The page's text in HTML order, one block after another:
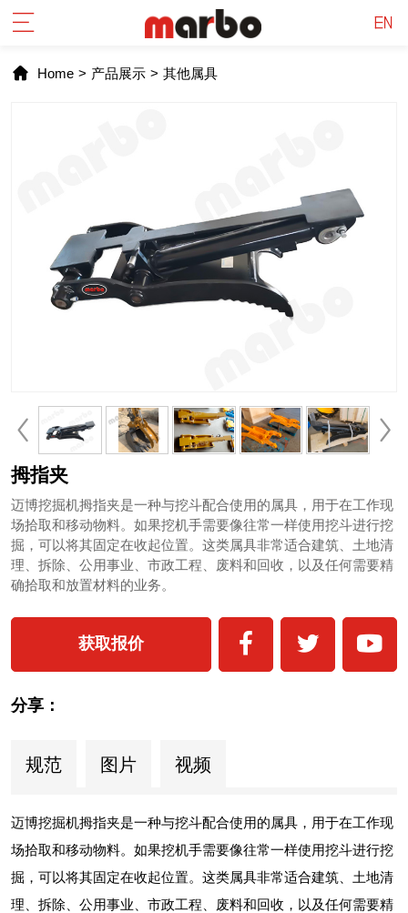
Home > 产品展示 > 其他属具
拇指夹
迈博挖掘机拇指夹是一种与挖斗配合使用的属具，用于在工作现
场拾取和移动物料。如果挖机手需要像往常一样使用挖斗进行挖
掘，可以将其固定在收起位置。这类属具非常适合建筑、土地清
理、拆除、公用事业、市政工程、废料和回收，以及任何需要精
确拾取和放置材料的业务。
获取报价
分享：
规范 图片 视频
迈博挖掘机拇指夹是一种与挖斗配合使用的属具，用于在工作现
场拾取和移动物料。如果挖机手需要像往常一样使用挖斗进行挖
掘，可以将其固定在收起位置。这类属具非常适合建筑、土地清
理、拆除、公用事业、市政工程、废料和回收，以及任何需要精